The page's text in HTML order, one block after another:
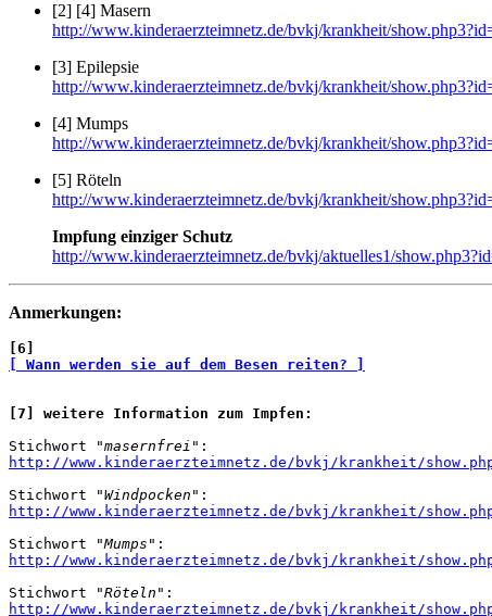
[2] [4] Masern
http://www.kinderaerzteimnetz.de/bvkj/krankheit/
[3] Epilepsie
http://www.kinderaerzteimnetz.de/bvkj/krankheit/
[4] Mumps
http://www.kinderaerzteimnetz.de/bvkj/krankheit/
[5] Röteln
http://www.kinderaerzteimnetz.de/bvkj/krankheit/
Impfung einziger Schutz
http://www.kinderaerzteimnetz.de/bvkj/aktuelles1/
Anmerkungen:
[6]
[ Wann werden sie auf dem Besen reiten? ]
[7] weitere Information zum Impfen:
Stichwort
"masernfrei"
http://www.kinderaerzteimnetz.de/bvkj/krankheit/
Stichwort
"Windpocken"
http://www.kinderaerzteimnetz.de/bvkj/krankheit/
Stichwort
"Mumps"
http://www.kinderaerzteimnetz.de/bvkj/krankheit/
Stichwort
"Röteln"
http://www.kinderaerzteimnetz.de/bvkj/krankheit/